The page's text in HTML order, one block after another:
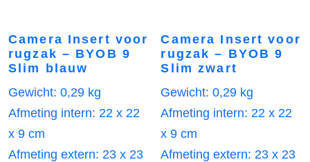
Camera Insert voor
rugzak – BYOB 9
Slim blauw
Gewicht: 0,29 kg
Afmeting intern: 22 x 22
x 9 cm
Afmeting extern: 23 x 23
Camera Insert voor
rugzak – BYOB 9
Slim zwart
Gewicht: 0,29 kg
Afmeting intern: 22 x 22
x 9 cm
Afmeting extern: 23 x 23